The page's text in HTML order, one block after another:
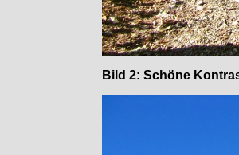
Bild 2: Schöne